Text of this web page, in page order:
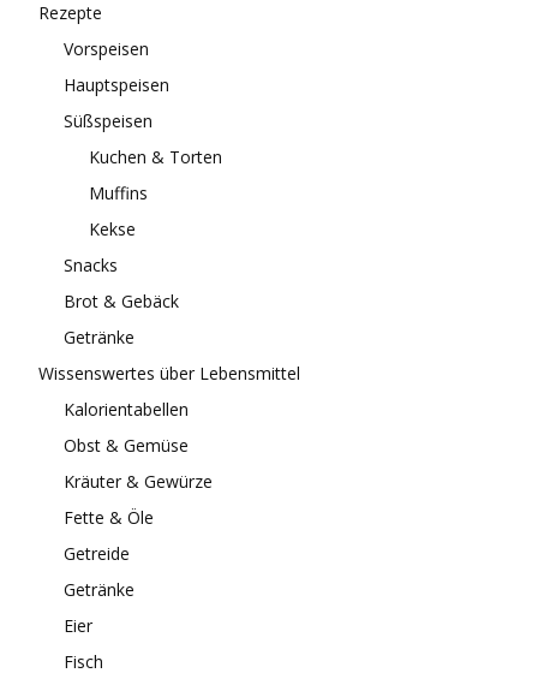
Rezepte
Vorspeisen
Hauptspeisen
Süßspeisen
Kuchen & Torten
Muffins
Kekse
Snacks
Brot & Gebäck
Getränke
Wissenswertes über Lebensmittel
Kalorientabellen
Obst & Gemüse
Kräuter & Gewürze
Fette & Öle
Getreide
Getränke
Eier
Fisch